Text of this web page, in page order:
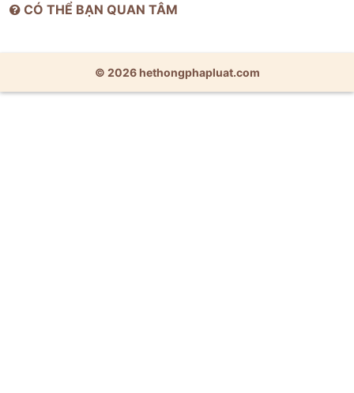
CÓ THỂ BẠN QUAN TÂM
© 2026 hethongphapluat.com